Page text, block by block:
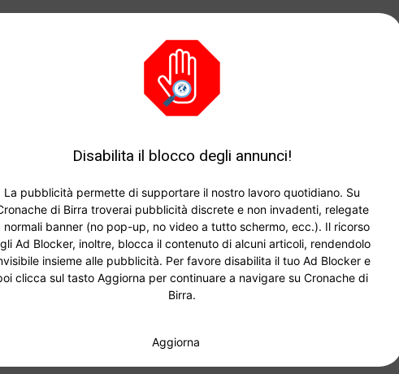
Disabilita il blocco degli annunci!
La pubblicità permette di supportare il nostro lavoro quotidiano. Su
di Birra troverai pubblicità discrete e non invadenti, relegate
normali banner (no pop-up, no video a tutto schermo, ecc.). Il ricorso
Ad Blocker, inoltre, blocca il contenuto di alcuni articoli, rendendolo
insieme alle pubblicità. Per favore disabilita il tuo Ad Blocker e
clicca sul tasto Aggiorna per continuare a navigare su Cronache di
Birra.
Aggiorna